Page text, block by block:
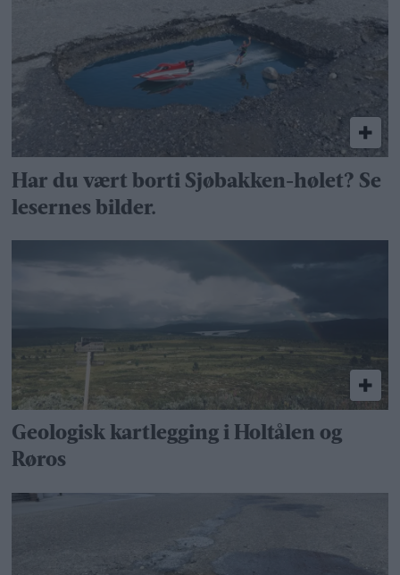
Har du vært borti Sjøbakken-hølet? Se
lesernes bilder.
Geologisk kartlegging i Holtålen og
Røros